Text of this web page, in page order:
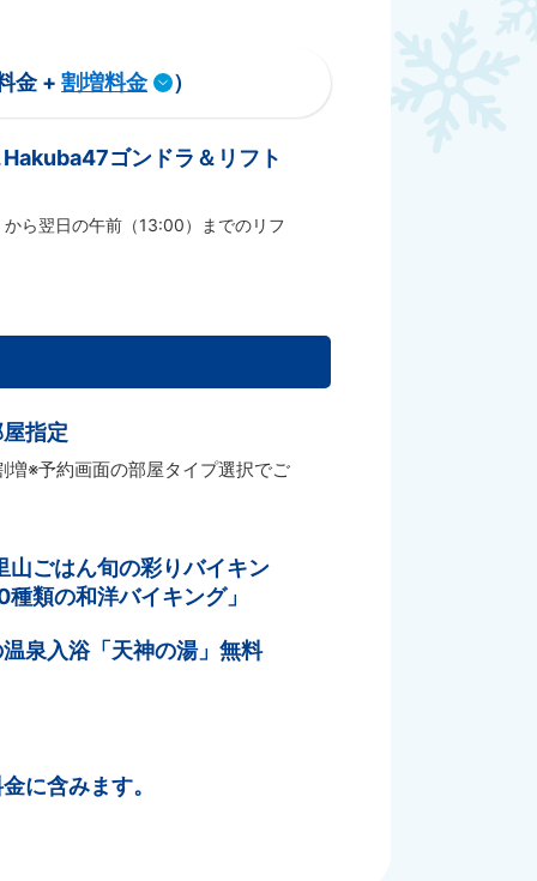
金 + 割増料金 ）
ゴンドラ＆リフト
ら翌日の午前（13:00）までのリフ
指定
増※予約画面の部屋タイプ選択でご
ごはん旬の彩りバイキン
類の和洋バイキング」
泉入浴「天神の湯」無料
に含みます。